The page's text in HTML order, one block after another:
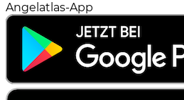
Angelatlas-App